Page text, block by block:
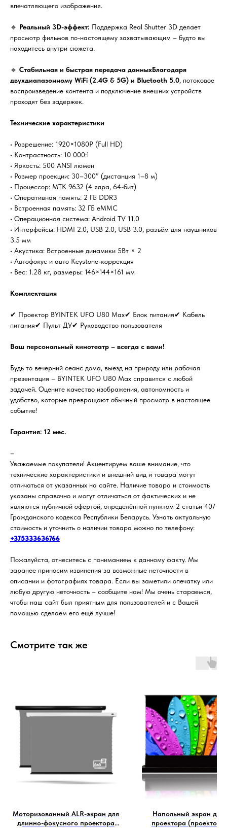
впечатляющего изображения.
🔹 Реальный 3D-эффект: Поддержка Real Shutter 3D делает
просмотр фильмов по-настоящему захватывающим – будто вы
находитесь внутри сюжета.
🔹 Стабильная и быстрая передача данныхБлагодаря
двухдиапазонному WiFi (2.4G & 5G) и Bluetooth 5.0, потоковое
воспроизведение контента и подключение внешних устройств
проходят без задержек.
Технические характеристики
• Разрешение: 1920×1080P (Full HD)
• Контрастность: 10 000:1
• Яркость: 500 ANSI люмен
• Размер проекции: 30–300” (дистанция 1–8 м)
• Процессор: MTK 9632 (4 ядра, 64-бит)
• Оперативная память: 2 ГБ DDR3
• Встроенная память: 32 ГБ eMMC
• Операционная система: Android TV 11.0
• Интерфейсы: HDMI 2.0, USB 2.0, USB 3.0, разъём для наушников
3.5 мм
• Акустика: Встроенные динамики 5Вт × 2
• Автофокус и авто Keystone-коррекция
• Вес: 1.28 кг, размеры: 146×144×161 мм
Комплектация
✔ Проектор BYINTEK UFO U80 Max✔ Блок питания✔ Кабель
питания✔ Пульт ДУ✔ Руководство пользователя
Ваш персональный кинотеатр – всегда с вами!
Будь то вечерний сеанс дома, выезд на природу или рабочая
презентация – BYINTEK UFO U80 Max справится с любой
задачей. Оцените качество изображения, автономность и
удобство, которые превращают обычный просмотр в настоящее
событие!
Гарантия: 12 мес.
–
Уважаемые покупатели! Акцентируем ваше внимание, что
технические характеристики и внешний вид и товара могут
отличаться от указанных на сайте. Наличие товара и стоимость
указаны справочно и могут отличаться от фактических и не
являются публичной офертой, определённой пунктом 2 статьи 407
Гражданского кодекса Республики Беларусь. Узнать актуальную
стоимость и уточнить о наличии товара можно по телефону:
+375333636766
Пожалуйста, отнеситесь с пониманием к данному факту. Мы
заранее приносим извинения за возможные неточности в
описании и фотографиях товара. Если вы заметили опечатку или
любую другую неточность – сообщите нам! Мы очень стараемся,
чтобы наш сайт был приятным для пользователей и с Вашей
помощью сделаем его ещё лучше!
Смотрите так же
Моторизованный ALR-экран для
длинно-фокусного проектора
Напольный экран
проектора (проектор